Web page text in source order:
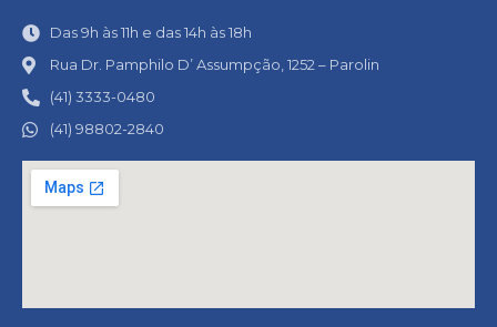
Das 9h às 11h e das 14h às 18h
Rua Dr. Pamphilo D’ Assumpção, 1252 – Parolin
(41) 3333-0480
(41) 98802-2840